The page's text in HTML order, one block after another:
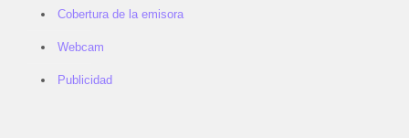
Cobertura de la emisora
Webcam
Publicidad